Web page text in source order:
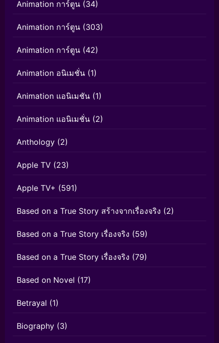
Animation การ์ตูน (34)
Animation การ์ตูน (303)
Animation การ์ตูน (42)
Animation อนิเมชั่น (1)
Animation แอนิเมชัน (1)
Animation แอนิเมชั่น (2)
Anthology (2)
Apple TV (23)
Apple TV+ (591)
Based on a True Story สร้างจากเรื่องจริง (2)
Based on a True Story เรื่องจริง (59)
Based on a True Story เรื่องจริง (79)
Based on Novel (17)
Betrayal (1)
Biography (3)